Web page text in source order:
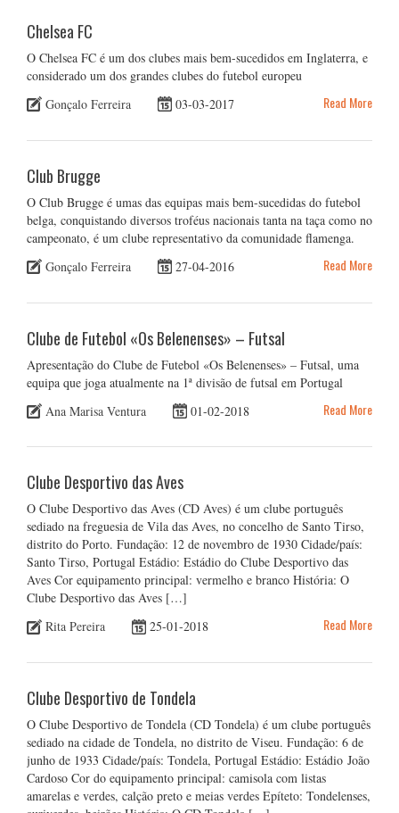
Chelsea FC
O Chelsea FC é um dos clubes mais bem-sucedidos em Inglaterra, e
considerado um dos grandes clubes do futebol europeu
Gonçalo Ferreira
03-03-2017 Read More
Club Brugge
O Club Brugge é umas das equipas mais bem-sucedidas do futebol
belga, conquistando diversos troféus nacionais tanta na taça como no
campeonato, é um clube representativo da comunidade flamenga.
Gonçalo Ferreira
27-04-2016 Read More
Clube de Futebol «Os Belenenses» – Futsal
Apresentação do Clube de Futebol «Os Belenenses» – Futsal, uma
equipa que joga atualmente na 1ª divisão de futsal em Portugal
Ana Marisa Ventura
01-02-2018 Read More
Clube Desportivo das Aves
O Clube Desportivo das Aves (CD Aves) é um clube português
sediado na freguesia de Vila das Aves, no concelho de Santo Tirso,
distrito do Porto. Fundação: 12 de novembro de 1930 Cidade/país:
Santo Tirso, Portugal Estádio: Estádio do Clube Desportivo das
Aves Cor equipamento principal: vermelho e branco História: O
Clube Desportivo das Aves […]
Rita Pereira
25-01-2018 Read More
Clube Desportivo de Tondela
O Clube Desportivo de Tondela (CD Tondela) é um clube português
sediado na cidade de Tondela, no distrito de Viseu. Fundação: 6 de
junho de 1933 Cidade/país: Tondela, Portugal Estádio: Estádio João
Cardoso Cor do equipamento principal: camisola com listas
amarelas e verdes, calção preto e meias verdes Epíteto: Tondelenses,